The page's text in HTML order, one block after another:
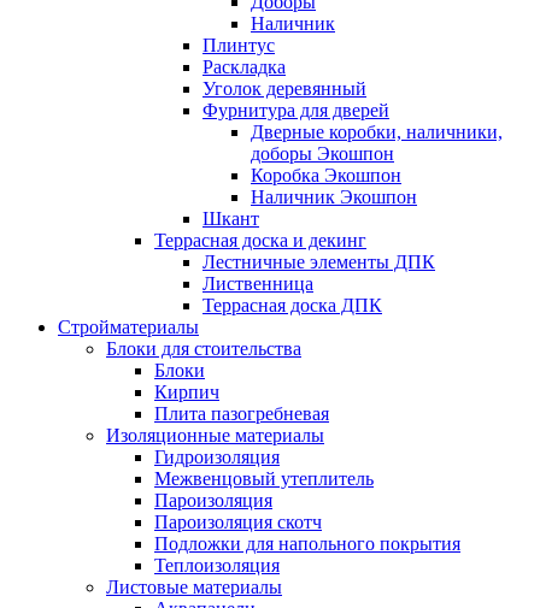
Наличник
Плинтус
Раскладка
Уголок деревянный
Фурнитура для дверей
Дверные коробки, наличники,
доборы Экошпон
Коробка Экошпон
Наличник Экошпон
Шкант
Террасная доска и декинг
Лестничные элементы ДПК
Лиственница
Террасная доска ДПК
Стройматериалы
Блоки для стоительства
Блоки
Кирпич
Плита пазогребневая
Изоляционные материалы
Гидроизоляция
Межвенцовый утеплитель
Пароизоляция
Пароизоляция скотч
Подложки для напольного покрытия
Теплоизоляция
Листовые материалы